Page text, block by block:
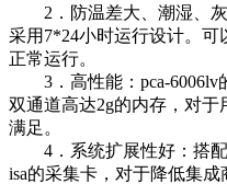
2．防温差大、潮湿、灰
采用7*24小时运行设计。可
正常运行。
3．高性能：pca-6006lv
双通道高达2g的内存，对
满足。
4．系统扩展性好：搭配
isa的采集卡，对于降低集